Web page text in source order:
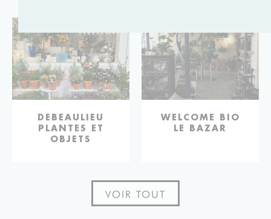
ADRESSES
DEBEAULIEU
PLANTES ET
OBJETS
ADRESSES
WELCOME BIO
LE BAZAR
VOIR TOUT